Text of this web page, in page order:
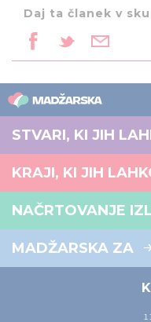
Daj ta članek v
STVARI, KI JIH
KRAJI, KI JIH
NAČRTOVANJE
MADŽARSKA ZA